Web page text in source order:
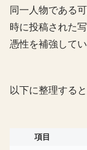
同一人物である
時に投稿された
憑性を補強してい
以下に整理する
項目